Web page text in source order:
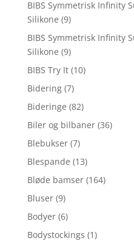
BIBS Symmetrisk Infinity
Silikone (9)
BIBS Symmetrisk Infinity
Silikone (9)
BIBS Try It (10)
Bidering (7)
Bideringe (82)
Biler og bilbaner (36)
Blebukser (7)
Blespande (13)
Bløde bamser (164)
Bluser (9)
Bodyer (6)
Bodystockings (1)